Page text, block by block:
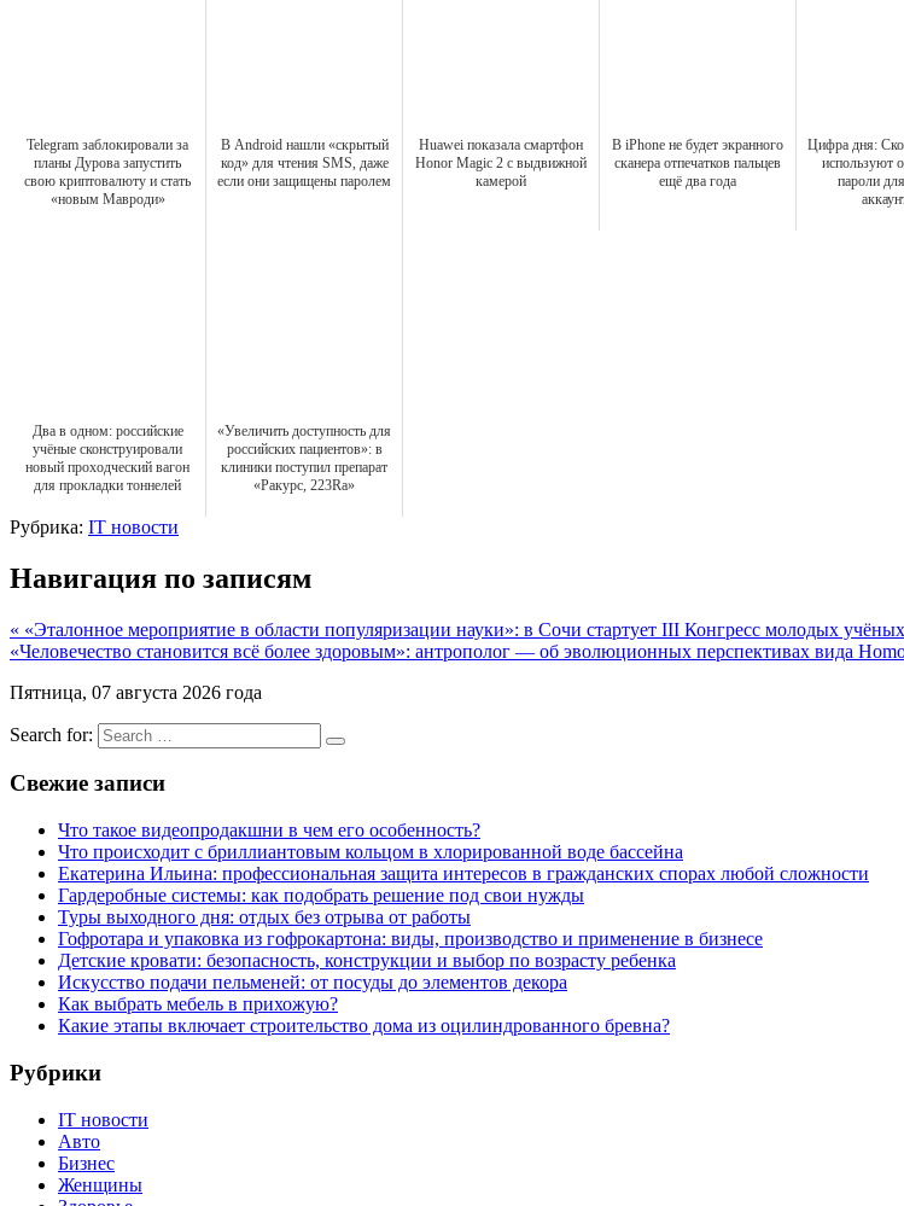
Telegram заблокировали за
планы Дурова запустить
свою криптовалюту и стать
«новым Мавроди»
В Android нашли «скрытый
код» для чтения SMS, даже
если они защищены паролем
Huawei показала смартфон
Honor Magic 2 с выдвижной
камерой
В iPhone не будет экранного
сканера отпечатков пальцев
ещё два года
Цифра дня:
используют
пароли
Два в одном: российские
учёные сконструировали
новый проходческий вагон
для прокладки тоннелей
«Увеличить доступность для
российских пациентов»: в
клиники поступил препарат
«Ракурс, 223Ra»
Рубрика: IT новости
Навигация по записям
« «Эталонное мероприятие в области популяризации науки»: в Сочи стартует III Конгресс молодых учёных
«Человечество становится всё более здоровым»: антрополог — об эволюционных перспективах вида
Пятница, 07 августа 2026 года
Search for:
Свежие записи
Что такое видеопродакшни в чем его особенность?
Что происходит с бриллиантовым кольцом в хлорированной воде бассейна
Екатерина Ильина: профессиональная защита интересов в гражданских спорах любой сложности
Гардеробные системы: как подобрать решение под свои нужды
Туры выходного дня: отдых без отрыва от работы
Гофротара и упаковка из гофрокартона: виды, производство и применение в бизнесе
Детские кровати: безопасность, конструкции и выбор по возрасту ребенка
Искусство подачи пельменей: от посуды до элементов декора
Как выбрать мебель в прихожую?
Какие этапы включает строительство дома из оцилиндрованного бревна?
Рубрики
IT новости
Авто
Бизнес
Женщины